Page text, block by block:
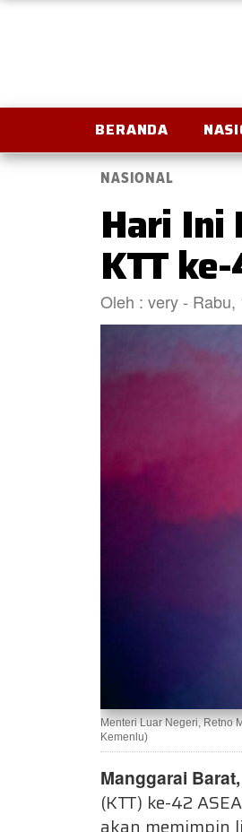
BERANDA
NASIONAL
Hari Ini
KTT
Oleh : very -
Menteri Luar Negeri, Retno
Kemenlu)
Manggarai Barat,
(KTT) ke-42